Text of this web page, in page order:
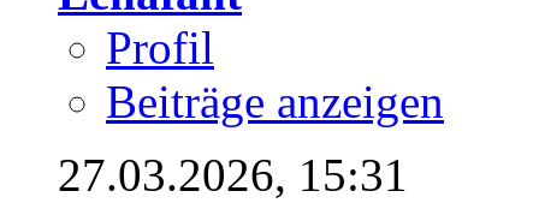
Profil
Beiträge anzeigen
27.03.2026, 15:31